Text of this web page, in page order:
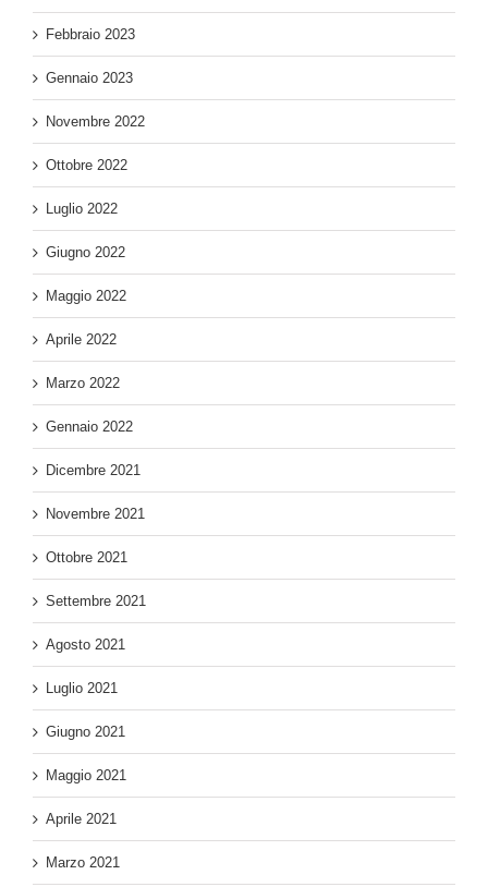
Febbraio 2023
Gennaio 2023
Novembre 2022
Ottobre 2022
Luglio 2022
Giugno 2022
Maggio 2022
Aprile 2022
Marzo 2022
Gennaio 2022
Dicembre 2021
Novembre 2021
Ottobre 2021
Settembre 2021
Agosto 2021
Luglio 2021
Giugno 2021
Maggio 2021
Aprile 2021
Marzo 2021